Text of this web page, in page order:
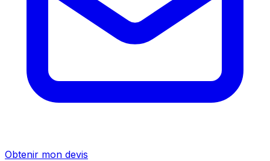
Obtenir mon devis